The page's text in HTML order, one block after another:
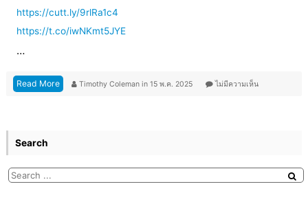
https://cutt.ly/9rlRa1c4
https://t.co/iwNKmt5JYE
…
Read More Timothy Coleman in 15 พ.ค. 2025 ไม่มีความเห็น
Search